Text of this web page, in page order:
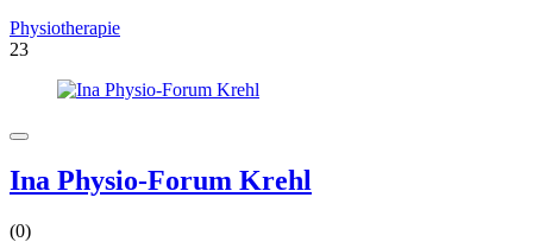
Physiotherapie
23
Ina Physio-Forum Krehl
(0)